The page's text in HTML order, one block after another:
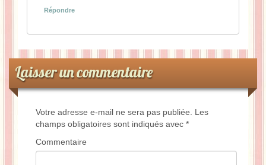
Répondre
Laisser un commentaire
Votre adresse e-mail ne sera pas publiée. Les
champs obligatoires sont indiqués avec *
Commentaire